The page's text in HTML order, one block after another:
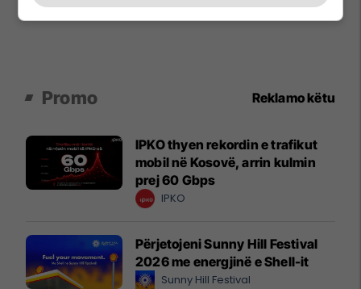
Promo Reklamo këtu
IPKO thyen rekordin e trafikut
mobil në Kosovë, arrin kulmin
prej 60 Gbps
IPKO
Përjetojeni Sunny Hill Festival
2026 me energjinë e Shell-it
Sunny Hill Festival